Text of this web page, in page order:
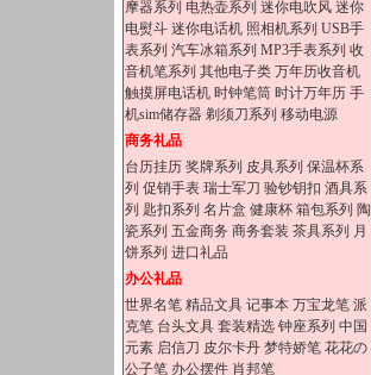
摩器系列 电热壶系列 迷你电吹风 迷你
电熨斗 迷你电话机 照相机系列 USB手
表系列 汽车冰箱系列 MP3手表系列 收
音机笔系列 其他电子类 万年历收音机
触摸屏电话机 时钟笔筒 时计万年历 手
机sim储存器 剃须刀系列 移动电源
商务礼品
台历挂历 奖牌系列 皮具系列 保温杯系
列 促销手表 瑞士军刀 验钞钥扣 酒具系
列 匙扣系列 名片盒 健康杯 箱包系列 陶
瓷系列 五金商务 商务套装 茶具系列 月
饼系列 进口礼品
办公礼品
世界名笔 精品文具 记事本 万宝龙笔 派
克笔 台头文具 套装精选 钟座系列 中国
元素 启信刀 皮尔卡丹 梦特娇笔 花花の
公子笔 办公摆件 肖邦笔